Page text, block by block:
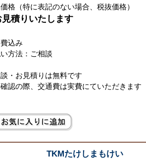
格（特に表記のない場合、税抜価格）
見積りいたします
込み
方法：ご相談
・お見積りは無料です
認の際、交通費は実費にていただきます
TKMたけしまもけい